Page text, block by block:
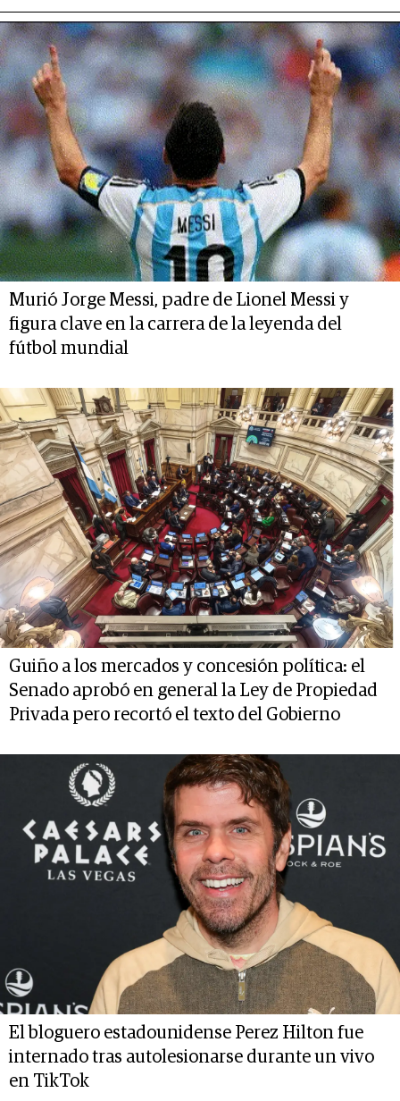
Murió Jorge Messi, padre de Lionel Messi y
figura clave en la carrera de la leyenda del
fútbol mundial
Guiño a los mercados y concesión política: el
Senado aprobó en general la Ley de Propiedad
Privada pero recortó el texto del Gobierno
El bloguero estadounidense Perez Hilton fue
internado tras autolesionarse durante un vivo
en TikTok